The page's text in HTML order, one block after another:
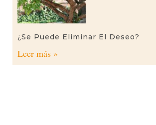
¿Se Puede Eliminar El Deseo?
Leer más »